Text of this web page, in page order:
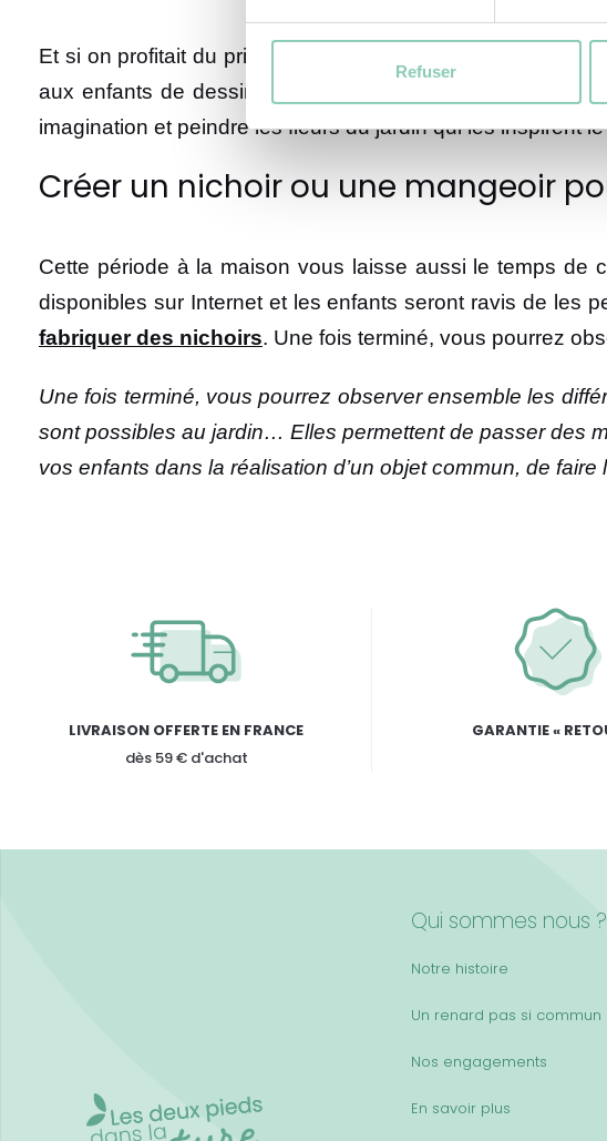
Refuser
Et si on profitait du printemps pour créer et bricoler ?
aux enfants de dessiner ce qu’ils voient.. De
imagination et peindre les fleurs du jardin qui les inspirent
Créer un nichoir ou une mangeoir
Cette période à la maison vous laisse aussi le temps de
disponibles sur Internet et les enfants seront ravis de les
fabriquer des nichoirs. Une fois terminé, vous pourrez
Une fois terminé, vous pourrez observer ensemble les
sont possibles au jardin… Elles permettent de passer des
vos enfants dans la réalisation d’un objet commun, de
LIVRAISON OFFERTE EN FRANCE
dès 59 € d'achat
GARANTIE «
Qui sommes nous ?
Notre histoire
Un renard pas si commun
Nos engagements
En savoir plus